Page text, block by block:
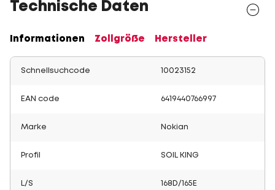
Technische Daten
Informationen Zollgröße Hersteller
Schnellsuchcode 10023152
EAN code 6419440766997
Marke Nokian
Profil SOIL KING
L/S 168D/165E